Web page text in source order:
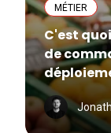
MÉTIER
C'est
de